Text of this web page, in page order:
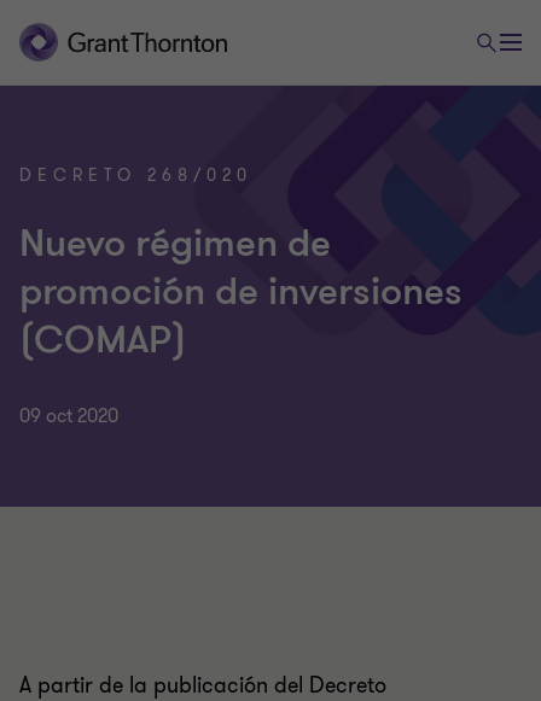
DECRETO 268/020
Nuevo régimen de
promoción de inversiones
(COMAP)
09 oct 2020
A partir de la publicación del Decreto